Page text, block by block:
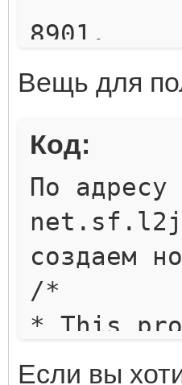
+
+# To
true,
8901.
public
if (hero
{
for
database
}
Вещь для
Код:
По адресу
создаем
/*
* This
Если вы